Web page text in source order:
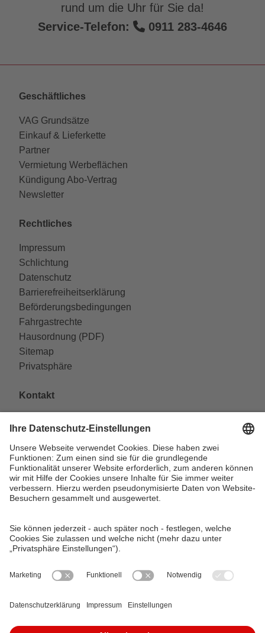
rund um die Uhr für Sie da!
Service-Telefon:
0911 283-4646
Geschäftliches
VAG Grundsätze
Einkauf & Lieferkette
Partner
Vermietung Werbeflächen
Kündigung Abo-Vertrag
Newsletter
Rechtliches
Impressum
Schlichtung
Datenschutz
Barrierefreiheitserklärung
Beförderungsbedingungen
Fahrgastrechte
Hausordnung (PDF)
Sitemap
Privatsphäre
Kontakt
Südliche Fürther Straße 5
90429 Nürnberg
Telefon: 0911 283-4646
Kontaktformulare
FAQ
KundenCenter